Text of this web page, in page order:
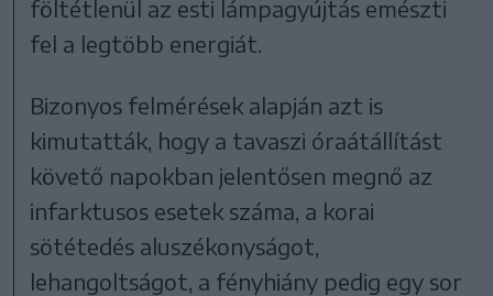
föltétlenül az esti lámpagyújtás emészti
fel a legtöbb energiát.
Bizonyos felmérések alapján azt is
kimutatták, hogy a tavaszi óraátállítást
követő napokban jelentősen megnő az
infarktusos esetek száma, a korai
sötétedés aluszékonyságot,
lehangoltságot, a fényhiány pedig egy sor